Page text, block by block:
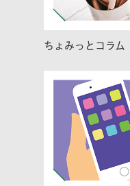
ちょみっとコラム